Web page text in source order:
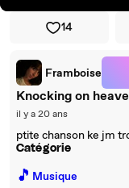
14
Framboise
Knocking on
il y a 20 ans
ptite chanson ke jm
Catégorie
🎵 Musique